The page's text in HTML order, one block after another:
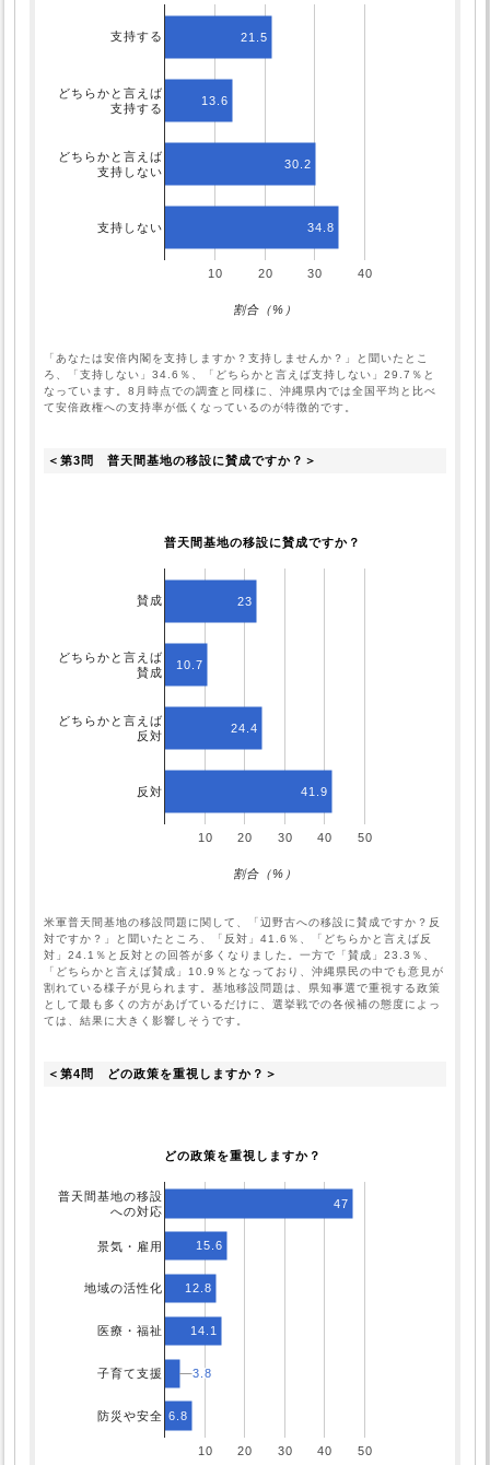
10 20 30 40
支持する
どちらかと言えば
支持する
どちらかと言えば
支持しない
支持しない
21.5
13.6
30.2
34.8
割合（%）
「あなたは安倍内閣を支持しますか？支持しませんか？」と聞いたとこ
ろ、「支持しない」34.6％、「どちらかと言えば支持しない」29.7％と
なっています。8月時点での調査と同様に、沖縄県内では全国平均と比べ
て安倍政権への支持率が低くなっているのが特徴的です。
＜第3問　普天間基地の移設に賛成ですか？＞
普天間基地の移設に賛成ですか？
10 20 30 40 50
賛成
どちらかと言えば
賛成
どちらかと言えば
反対
反対
23
10.7
24.4
41.9
割合（%）
米軍普天間基地の移設問題に関して、「辺野古への移設に賛成ですか？反
対ですか？」と聞いたところ、「反対」41.6％、「どちらかと言えば反
対」24.1％と反対との回答が多くなりました。一方で「賛成」23.3％、
「どちらかと言えば賛成」10.9％となっており、沖縄県民の中でも意見が
割れている様子が見られます。基地移設問題は、県知事選で重視する政策
として最も多くの方があげているだけに、選挙戦での各候補の態度によっ
ては、結果に大きく影響しそうです。
＜第4問　どの政策を重視しますか？＞
どの政策を重視しますか？
10 20 30 40 50
普天間基地の移設
への対応
景気・雇用
地域の活性化
医療・福祉
子育て支援
防災や安全
47
15.6
12.8
14.1
3.8
3.8
6.8